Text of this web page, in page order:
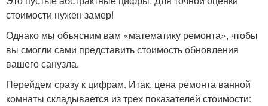
стоимости нужен замер!
Однако мы объясним вам «математику ремонта», чтобы
вы смогли сами представить стоимость обновления
вашего санузла.
Перейдем сразу к цифрам. Итак, цена ремонта ванной
комнаты складывается из трех показателей стоимости: